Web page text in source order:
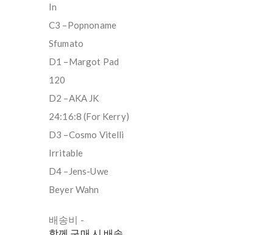
In
C3 –Popnoname
Sfumato
D1 –Margot Pad
120
D2 –AKA JK
24:16:8 (For Kerry)
D3 –Cosmo Vitelli
Irritable
D4 –Jens-Uwe
Beyer Wahn
배송비 -